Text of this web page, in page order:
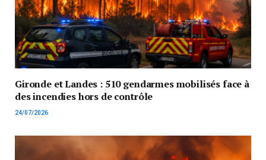
Gironde et Landes : 510 gendarmes mobilisés face à
des incendies hors de contrôle
24/07/2026